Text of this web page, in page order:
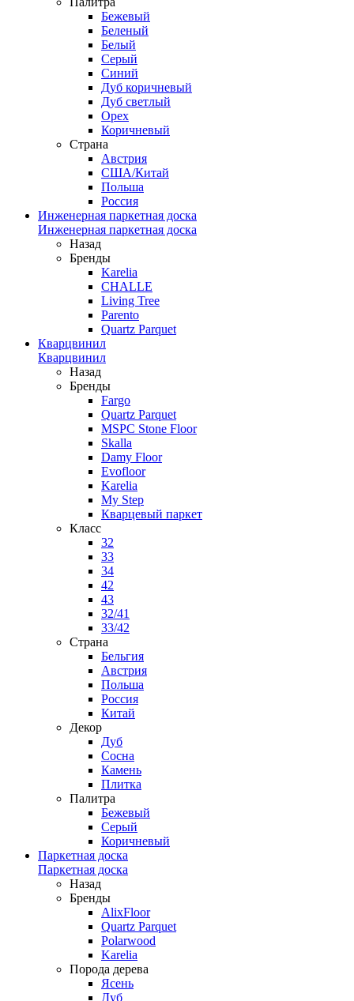
Бежевый
Беленый
Белый
Серый
Синий
Дуб коричневый
Дуб светлый
Орех
Коричневый
Страна
Австрия
США/Китай
Польша
Россия
Инженерная паркетная доска
Инженерная паркетная доска
Назад
Бренды
Karelia
CHALLE
Living Tree
Parento
Quartz Parquet
Кварцвинил
Кварцвинил
Назад
Бренды
Fargo
Quartz Parquet
MSPC Stone Floor
Skalla
Damy Floor
Evofloor
Karelia
My Step
Кварцевый паркет
Класс
32
33
34
42
43
32/41
33/42
Страна
Бельгия
Австрия
Польша
Россия
Китай
Декор
Дуб
Сосна
Камень
Плитка
Палитра
Бежевый
Серый
Коричневый
Паркетная доска
Паркетная доска
Назад
Бренды
AlixFloor
Quartz Parquet
Polarwood
Karelia
Порода дерева
Ясень
Дуб